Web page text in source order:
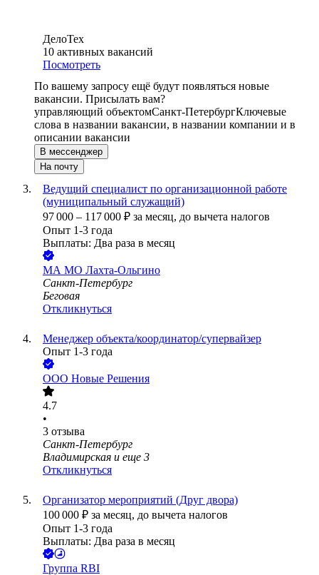
ДелоТех
10 активных вакансий
Посмотреть
По вашему запросу ещё будут появляться новые
вакансии. Присылать вам?
управляющий объектомСанкт-ПетербургКлючевые
слова в названии вакансии, в названии компании и в
описании вакансии
В мессенджер
На почту
Ведущий специалист по организационной работе
(муниципальный служащий)
97 000 – 117 000 ₽ за месяц, до вычета налогов
Опыт 1-3 года
Выплаты: Два раза в месяц
МА МО Лахта-Ольгино
Санкт-Петербург
Беговая
Откликнуться
Менеджер объекта/координатор/супервайзер
Опыт 1-3 года
ООО Новые Решения
4.7
•
3 отзыва
Санкт-Петербург
Владимирская и еще 3
Откликнуться
Организатор мероприятий (Друг двора)
100 000 ₽ за месяц, до вычета налогов
Опыт 1-3 года
Выплаты: Два раза в месяц
Группа RBI